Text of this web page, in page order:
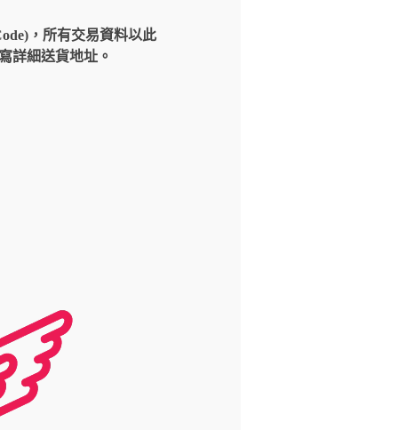
，所有交易資料以此
詳細送貨地址。